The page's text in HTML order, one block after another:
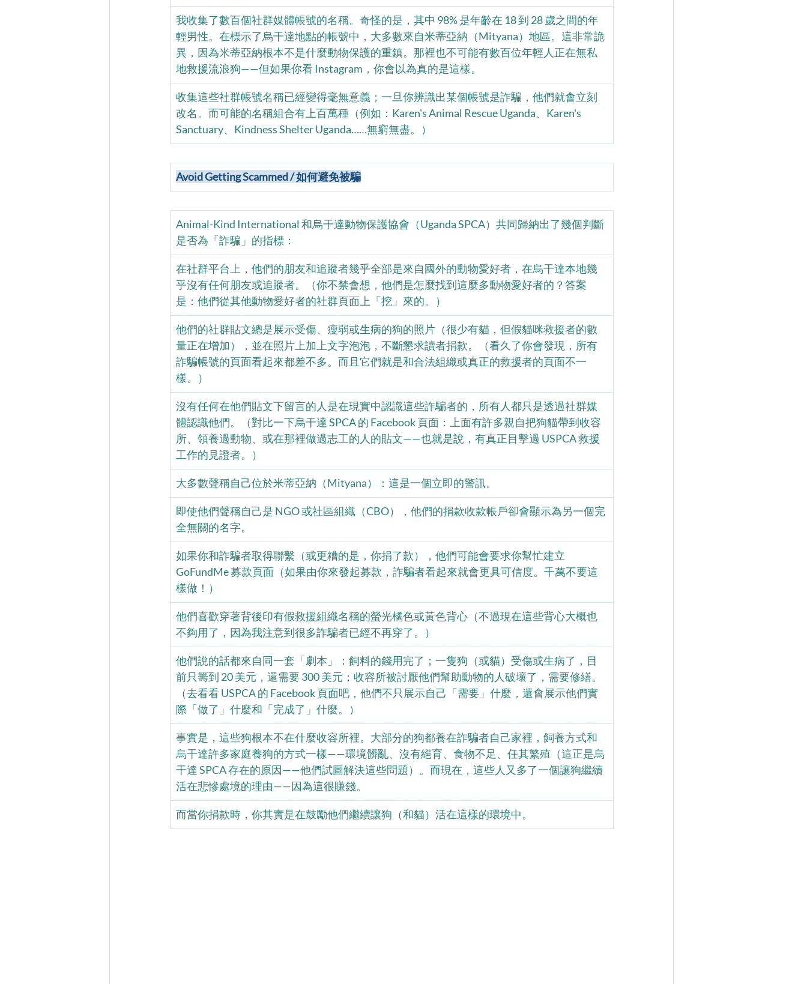
我收集了數百個社群媒體帳號的名稱。奇怪的是，其中 98% 是年齡在 18 到 28 歲之間的年
輕男性。在標示了烏干達地點的帳號中，大多數來自米蒂亞納（Mityana）地區。這非常詭
異，因為米蒂亞納根本不是什麼動物保護的重鎮。那裡也不可能有數百位年輕人正在無私
地救援流浪狗——但如果你看 Instagram，你會以為真的是這樣。
收集這些社群帳號名稱已經變得毫無意義；一旦你辨識出某個帳號是詐騙，他們就會立刻
改名。而可能的名稱組合有上百萬種（例如：Karen's Animal Rescue Uganda、Karen's
Sanctuary、Kindness Shelter Uganda……無窮無盡。）
Avoid Getting Scammed / 如何避免被騙
Animal-Kind International 和烏干達動物保護協會（Uganda SPCA）共同歸納出了幾個判斷
是否為「詐騙」的指標：
在社群平台上，他們的朋友和追蹤者幾乎全部是來自國外的動物愛好者，在烏干達本地幾
乎沒有任何朋友或追蹤者。（你不禁會想，他們是怎麼找到這麼多動物愛好者的？答案
是：他們從其他動物愛好者的社群頁面上「挖」來的。）
他們的社群貼文總是展示受傷、瘦弱或生病的狗的照片（很少有貓，但假貓咪救援者的數
量正在增加），並在照片上加上文字泡泡，不斷懇求讀者捐款。（看久了你會發現，所有
詐騙帳號的頁面看起來都差不多。而且它們就是和合法組織或真正的救援者的頁面不一
樣。）
沒有任何在他們貼文下留言的人是在現實中認識這些詐騙者的，所有人都只是透過社群媒
體認識他們。（對比一下烏干達 SPCA 的 Facebook 頁面：上面有許多親自把狗貓帶到收容
所、領養過動物、或在那裡做過志工的人的貼文——也就是說，有真正目擊過 USPCA 救援
工作的見證者。）
大多數聲稱自己位於米蒂亞納（Mityana）：這是一個立即的警訊。
即使他們聲稱自己是 NGO 或社區組織（CBO），他們的捐款收款帳戶卻會顯示為另一個完
全無關的名字。
如果你和詐騙者取得聯繫（或更糟的是，你捐了款），他們可能會要求你幫忙建立
GoFundMe 募款頁面（如果由你來發起募款，詐騙者看起來就會更具可信度。千萬不要這
樣做！）
他們喜歡穿著背後印有假救援組織名稱的螢光橘色或黃色背心（不過現在這些背心大概也
不夠用了，因為我注意到很多詐騙者已經不再穿了。）
他們說的話都來自同一套「劇本」：飼料的錢用完了；一隻狗（或貓）受傷或生病了，目
前只籌到 20 美元，還需要 300 美元；收容所被討厭他們幫助動物的人破壞了，需要修繕。
（去看看 USPCA 的 Facebook 頁面吧，他們不只展示自己「需要」什麼，還會展示他們實
際「做了」什麼和「完成了」什麼。）
事實是，這些狗根本不在什麼收容所裡。大部分的狗都養在詐騙者自己家裡，飼養方式和
烏干達許多家庭養狗的方式一樣——環境髒亂、沒有絕育、食物不足、任其繁殖（這正是烏
干達 SPCA 存在的原因——他們試圖解決這些問題）。而現在，這些人又多了一個讓狗繼續
活在悲慘處境的理由——因為這很賺錢。
而當你捐款時，你其實是在鼓勵他們繼續讓狗（和貓）活在這樣的環境中。